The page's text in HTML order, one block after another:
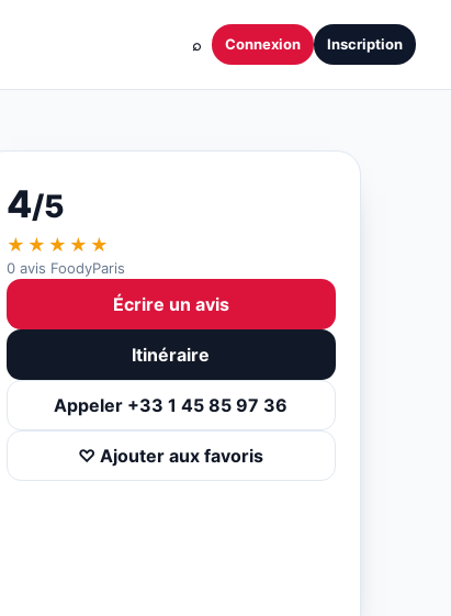
⌕ Connexion Inscription
4/5
★★★★★
0 avis FoodyParis
Écrire un avis
Itinéraire
Appeler +33 1 45 85 97 36
♡ Ajouter aux favoris